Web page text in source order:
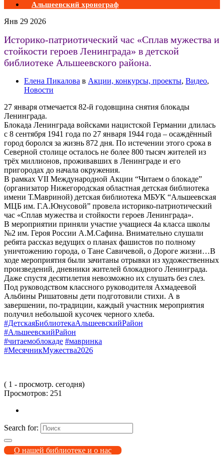
Альшеевский хронограф
Янв 29 2026
Историко-патриотический час «Сплав мужества и
стойкости героев Ленинграда» в детской
библиотеке Альшеевского района.
Елена Пикалова в Акции, конкурсы, проекты, Видео,
Новости
27 января отмечается 82-й годовщина снятия блокады
Ленинграда.
Блокада Ленинграда войсками нацистской Германии длилась
с 8 сентября 1941 года по 27 января 1944 года – осаждённый
город боролся за жизнь 872 дня. По истечении этого срока в
Северной столице осталось не более 800 тысяч жителей из
трёх миллионов, проживавших в Ленинграде и его
пригородах до начала окружения.
В рамках VII Международной Акции “Читаем о блокаде”
(организатор Нижегородская областная детская библиотека
имени Т.Мавриной) детская библиотека МБУК “Альшеевская
МЦБ им. Г.А.Юнусовой” провела историко-патриотический
час «Сплав мужества и стойкости героев Ленинграда».
В мероприятии приняли участие учащиеся 4а класса школы
№2 им. Героя России А.М.Сафина. Внимательно слушали
ребята рассказ ведущих о планах фашистов по полному
уничтожению города, о Тане Савичевой, о Дороге жизни…В
ходе мероприятия были зачитаны отрывки из художественных
произведений, дневники жителей блокадного Ленинграда.
Даже спустя десятилетия невозможно их слушать без слез.
Под руководством классного руководителя Ахмадеевой
Альбины Ришатовны дети подготовили стихи. А в
завершении, по-традиции, каждый участник мероприятия
получил небольшой кусочек черного хлеба.
#ДетскаяБиблиотекаАльшеевскийРайон
#АльшеевскийРайон
#читаемоблокаде #мавринка
#МесячникМужества2026
( 1 - просмотр. сегодня)
Просмотров: 251
Search for:
О нашей библиотеке и о нас